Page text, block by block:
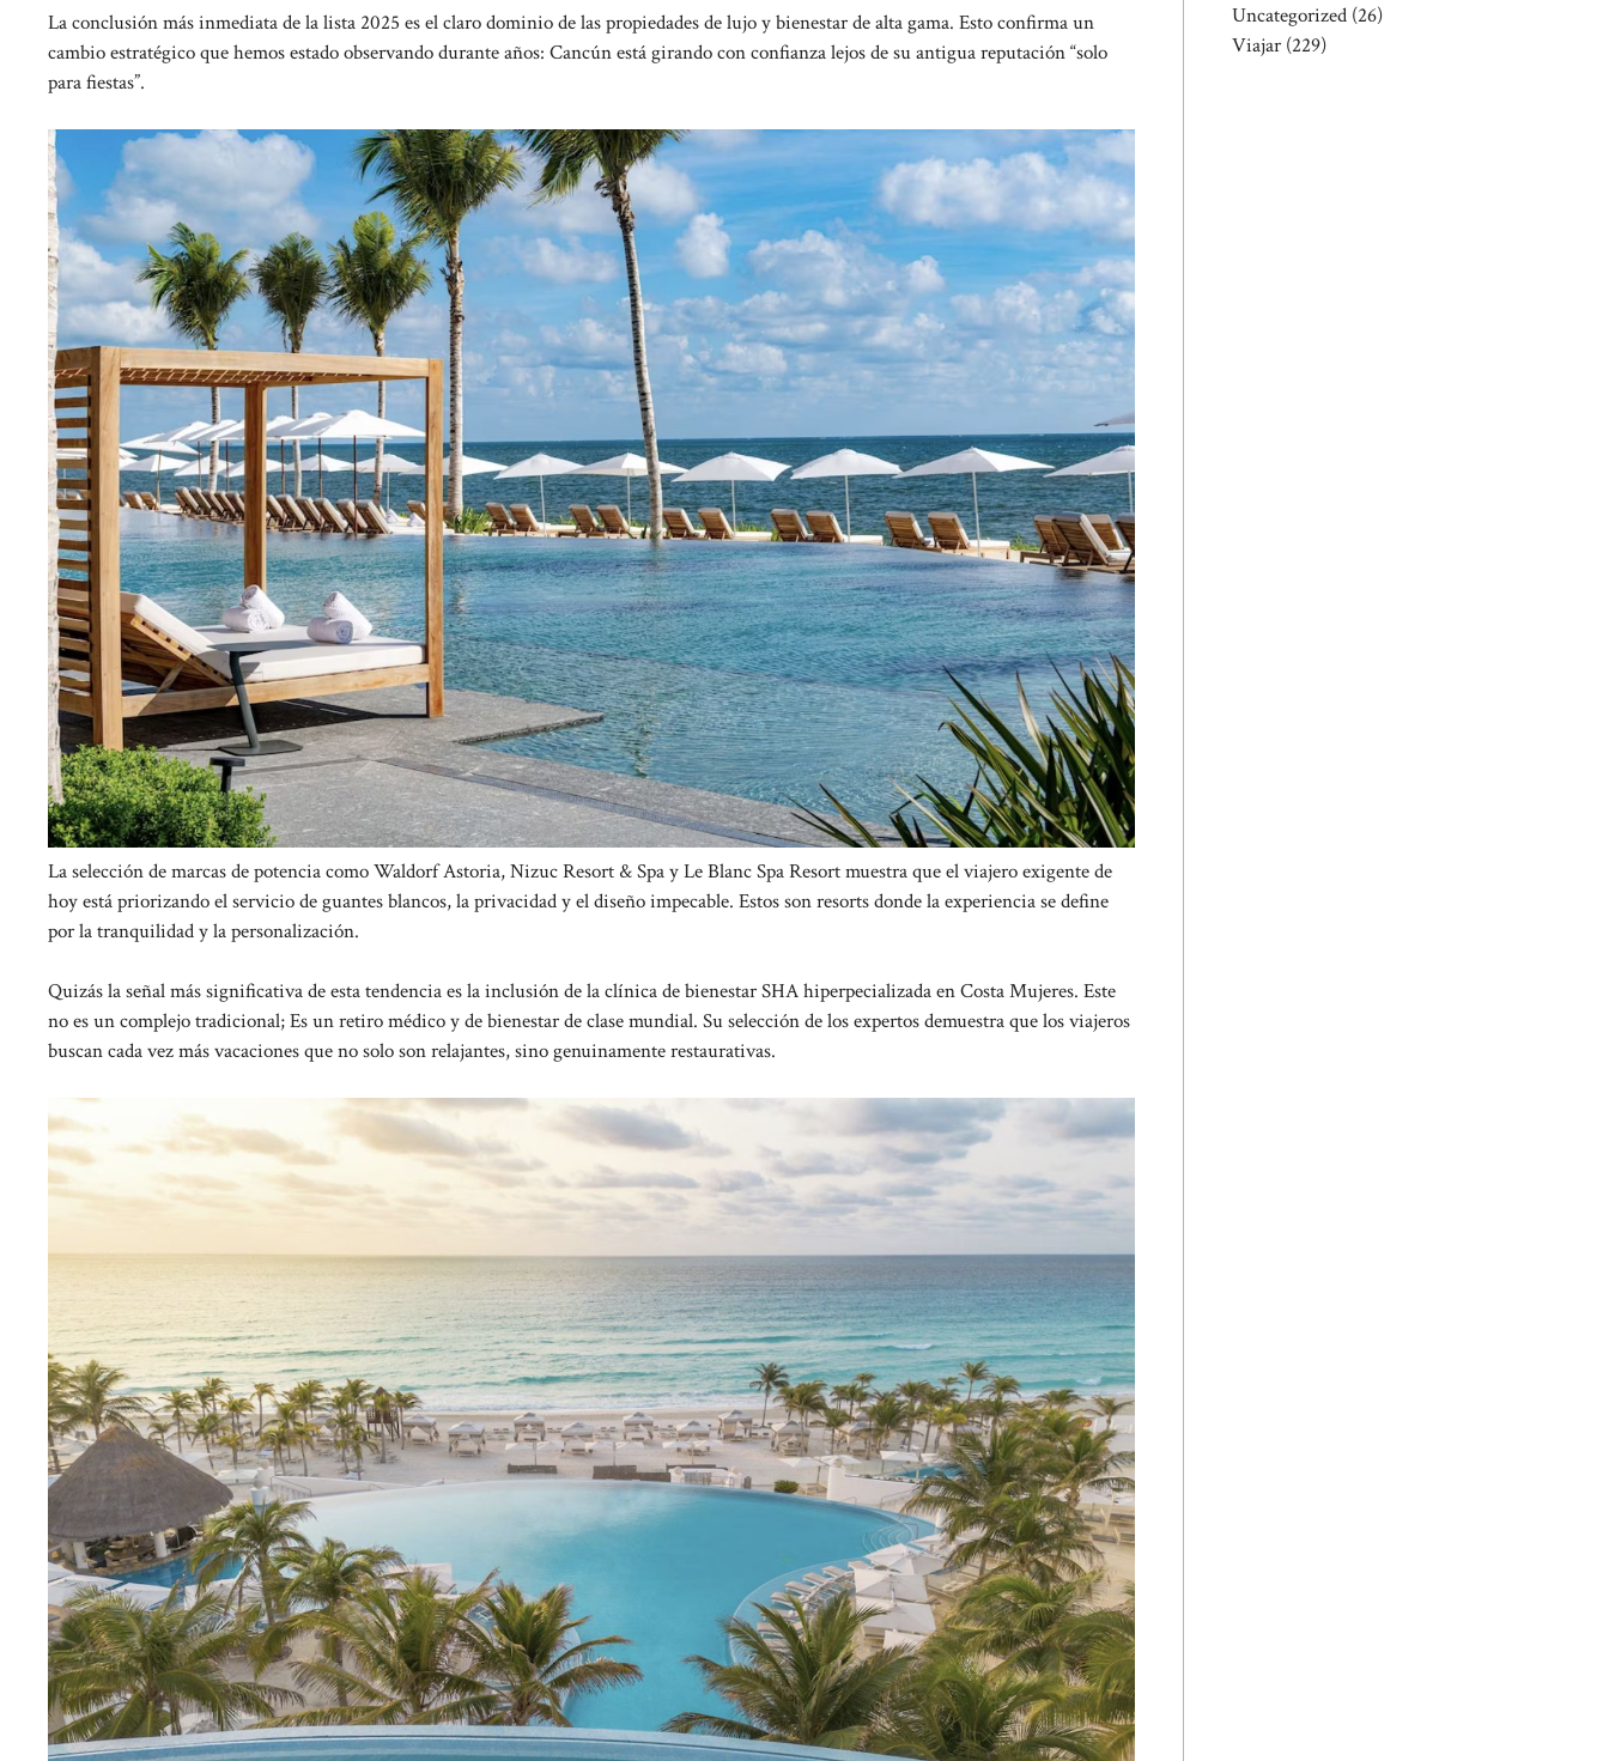
La conclusión más inmediata de la lista 2025 es el claro dominio de las propiedades de lujo y bienestar de alta gama. Esto confirma un
cambio estratégico que hemos estado observando durante años: Cancún está girando con confianza lejos de su antigua reputación “solo
para fiestas”.
La selección de marcas de potencia como Waldorf Astoria, Nizuc Resort & Spa y Le Blanc Spa Resort muestra que el viajero exigente de
hoy está priorizando el servicio de guantes blancos, la privacidad y el diseño impecable. Estos son resorts donde la experiencia se define
por la tranquilidad y la personalización.
Quizás la señal más significativa de esta tendencia es la inclusión de la clínica de bienestar SHA hiperpecializada en Costa Mujeres. Este
no es un complejo tradicional; Es un retiro médico y de bienestar de clase mundial. Su selección de los expertos demuestra que los viajeros
buscan cada vez más vacaciones que no solo son relajantes, sino genuinamente restaurativas.
Uncategorized (26)
Viajar (229)